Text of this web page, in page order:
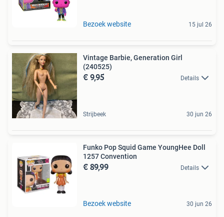
Bezoek website 15 jul 26
Vintage Barbie, Generation Girl
(240525)
€ 9,95 Details
Strijbeek 30 jun 26
Funko Pop Squid Game YoungHee Doll
1257 Convention
€ 89,99 Details
Bezoek website 30 jun 26